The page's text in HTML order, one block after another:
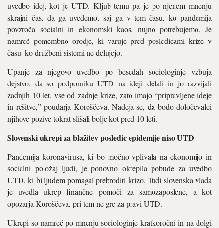
uvedbo idej, kot je UTD. Kljub temu pa je po njenem mnenju
skrajni čas, da ga uvedemo, saj ga v tem času, ko pandemija
povzroča socialni in ekonomski kaos, nujno potrebujemo. Je
namreč pomembno orodje, ki varuje pred posledicami krize v
času, ko družbeni sistemi ne delujejo.
Upanje za njegovo uvedbo po besedah sociologinje vzbuja
dejstvo, da so podporniku UTD na ideji delali in jo razvijali
zadnjih 10 let, vse od zadnje krize, zato imajo “pripravljene ideje
in rešitve,” poudarja Koroščeva. Nadeja se, da bodo določevalci
njihove pozive tokrat slišali bolje kot pred 10 leti.
Slovenski ukrepi za blažitev posledic epidemije niso UTD
Pandemija koronavirusa, ki bo močno vplivala na ekonomijo in
socialni položaj ljudi, je ponovno okrepila pobude za uvedbo
UTD, ki bi ljudem pomagal prebroditi krizo. Tudi slovenska vlada
je uvedla ukrep finančne pomoči za samozaposlene, a kot
opozarja Koroščeva, pri tem ne gre za pravi UTD.
Ukrepi so namreč po mnenju sociologinje kratkoročni in na dolgi